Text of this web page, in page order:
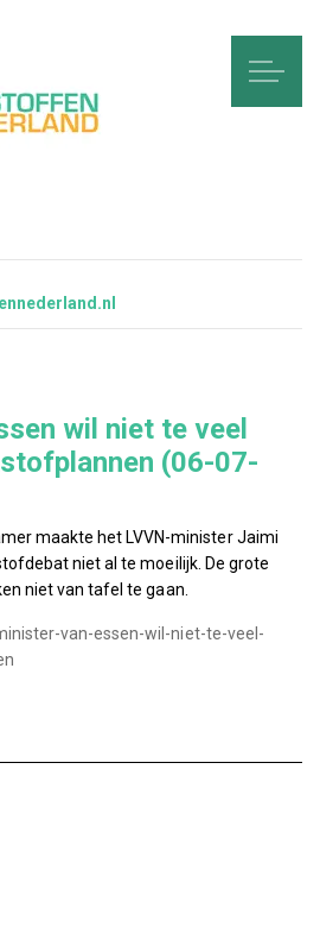
wil niet te veel
(06-07-
maakte het LVVN-minister Jaimi
niet al te moeilijk. De grote
niet van tafel te gaan.
van-essen-wil-niet-te-veel-